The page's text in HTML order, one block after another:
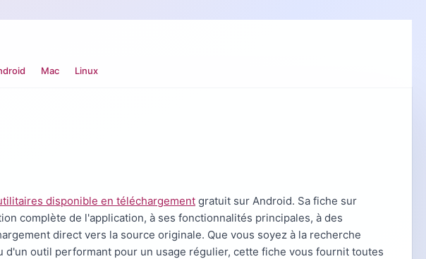
Mac Linux
disponible en téléchargement gratuit sur Android. Sa fiche sur
complète de l'application, à ses fonctionnalités principales, à des
direct vers la source originale. Que vous soyez à la recherche
outil performant pour un usage régulier, cette fiche vous fournit toutes